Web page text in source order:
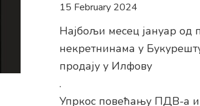
15 February 2024
Најбољи месец јануар од
некретнинама у
продају у Илфову
.
Упркос повећању ПДВ-а и